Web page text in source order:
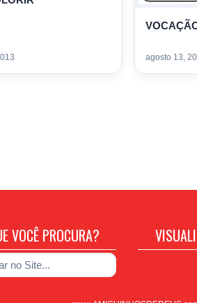
agosto 13,
VOCÊ PROCURA?
no Site...